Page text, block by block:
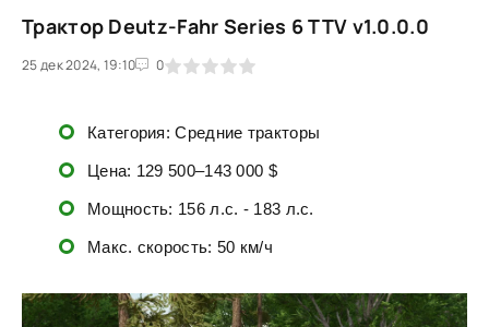
Трактор Deutz-Fahr Series 6 TTV v1.0.0.0
25 дек 2024, 19:10 0
1 2 3 4 5
Категория: Средние тракторы
Цена: 129 500–143 000 $
Мощность: 156 л.с. - 183 л.с.
Макс. скорость: 50 км/ч